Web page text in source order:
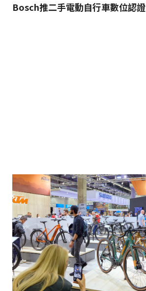
Bosch推二手電動自行車數位認證